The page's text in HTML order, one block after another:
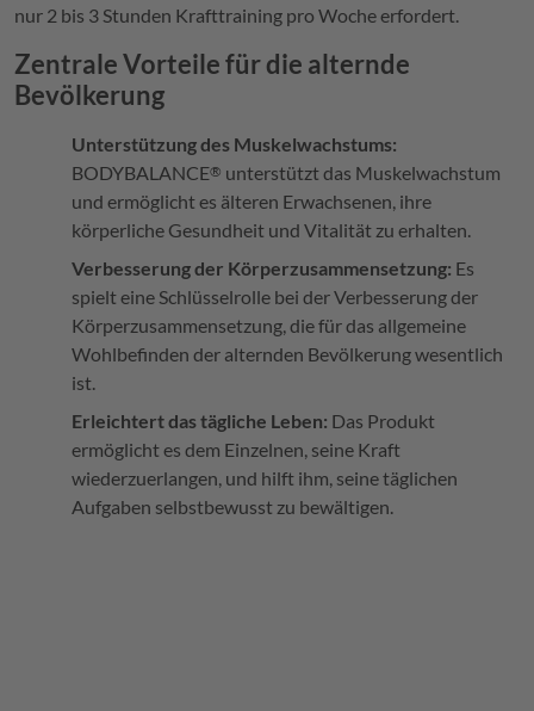
nur 2 bis 3 Stunden Krafttraining pro Woche erfordert.
Zentrale Vorteile für die alternde
Bevölkerung
Unterstützung des Muskelwachstums:
BODYBALANCE® unterstützt das Muskelwachstum
und ermöglicht es älteren Erwachsenen, ihre
körperliche Gesundheit und Vitalität zu erhalten.
Verbesserung der Körperzusammensetzung: Es
spielt eine Schlüsselrolle bei der Verbesserung der
Körperzusammensetzung, die für das allgemeine
Wohlbefinden der alternden Bevölkerung wesentlich
ist.
Erleichtert das tägliche Leben: Das Produkt
ermöglicht es dem Einzelnen, seine Kraft
wiederzuerlangen, und hilft ihm, seine täglichen
Aufgaben selbstbewusst zu bewältigen.